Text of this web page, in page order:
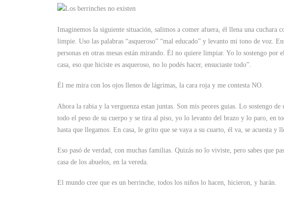
Imaginemos la siguiente situación, salimos a comer afuera, él llena una
limpie. Uso las palabras “asqueroso” “mal educado” y levanto mi tono de voz.
personas en otras mesas están mirando. Él no quiere limpiar. Yo lo sostengo
casa, eso que hiciste es asqueroso, no lo podés hacer, ensuciaste todo”.
Él me mira con los ojos llenos de lágrimas, la cara roja y me contesta NO.
Ahora la rabia y la verguenza estan juntas. Son mis peores guias. Lo sostengo
todo el peso de su cuerpo y se tira al piso, yo lo levanto del brazo y lo paro, en
hasta que llegamos. En casa, le grito que se vaya a su cuarto, él va, se acuesta y
Eso pasó de verdad, con muchas familias. Quizás no lo viviste, pero sabes que
casa de los abuelos, en la vereda.
El mundo cree que es un berrinche, todos los niños lo hacen, hicieron, y harán.